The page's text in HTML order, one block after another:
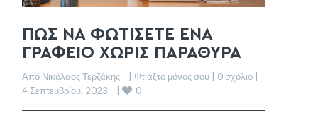
ΠΩΣ ΝΑ ΦΩΤΙΣΕΤΕ ΕΝΑ
ΓΡΑΦΕΙΟ ΧΩΡΙΣ ΠΑΡΑΘΥΡΑ
Από Νικόλαος Τερζάκης    | Φτιάξτο μόνος σου 0 σχόλιο
4 Σεπτεμβρίου, 2023    |
0